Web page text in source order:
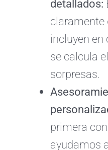
detallados:
claramente
incluyen en
se calcula
sorpresas.
primera
ayudamos